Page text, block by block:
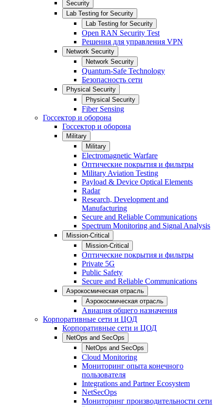
Security
Lab Testing for Security
Lab Testing for Security
Open RAN Security Test
Решения для управления VPN
Network Security
Network Security
Quantum-Safe Technology
Безопасность сети
Physical Security
Physical Security
Fiber Sensing
Госсектор и оборона
Госсектор и оборона
Military
Military
Electromagnetic Warfare
Оптические покрытия и фильтры
Military Aviation Testing
Payload & Device Optical Elements
Radar
Research, Development and
Manufacturing
Secure and Reliable Communications
Spectrum Monitoring and Signal Analysis
Mission-Critical
Mission-Critical
Оптические покрытия и фильтры
Private 5G
Public Safety
Secure and Reliable Communications
Аэрокосмическая отрасль
Аэрокосмическая отрасль
Авиация общего назначения
Корпоративные сети и ЦОД
Корпоративные сети и ЦОД
NetOps and SecOps
NetOps and SecOps
Cloud Monitoring
Мониторинг опыта конечного
пользователя
Integrations and Partner Ecosystem
NetSecOps
Мониторинг производительности сети